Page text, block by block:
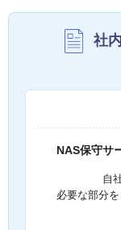
社
NAS保守サ
自
必要な部分